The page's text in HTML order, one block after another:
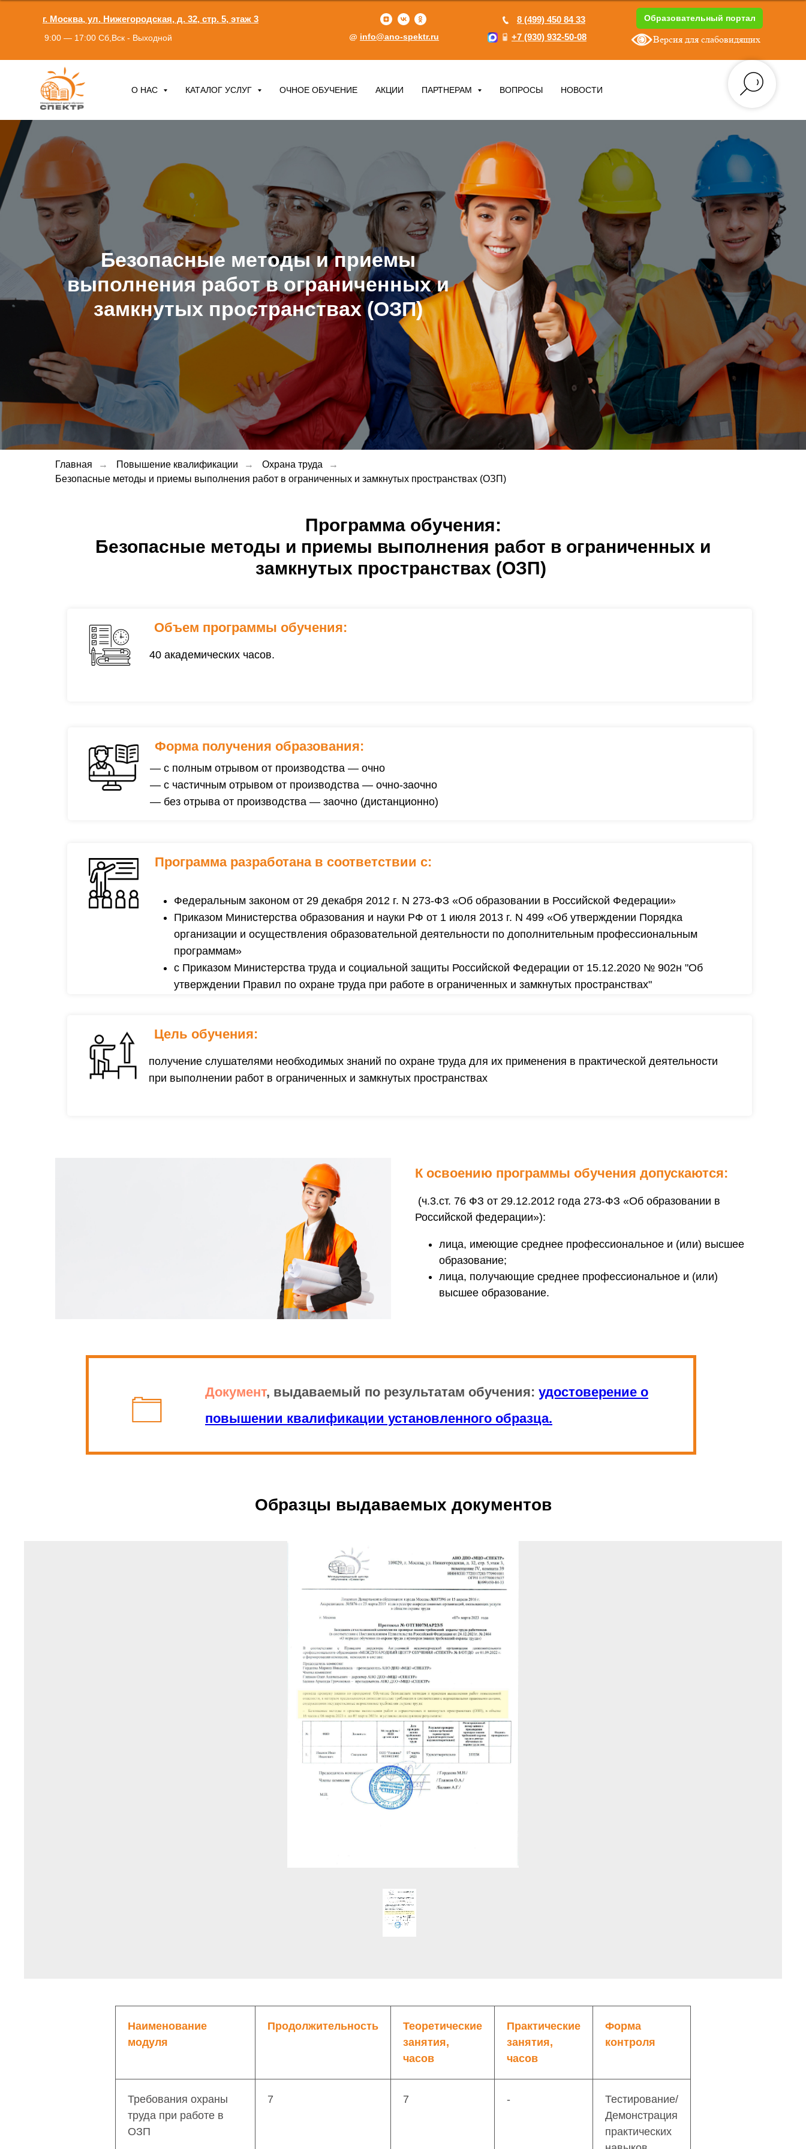
Образовательный портал
г. Москва, ул. Нижегородская, д. 32, стр. 5, этаж 3
+7 (930) 932-50-08
8 (499) 450 84 33
info@ano-spektr.ru
9:00 — 17:00 Сб,Вск - Выходной Версия для слабовидящих
О НАС КАТАЛОГ УСЛУГ ОЧНОЕ ОБУЧЕНИЕ АКЦИИ ПАРТНЕРАМ ВОПРОСЫ НОВОСТИ
Безопасные методы и приемы
выполнения работ в ограниченных и
замкнутых пространствах (ОЗП)
Главная → Повышение квалификации → Охрана труда
→
Безопасные методы и приемы выполнения работ в ограниченных и замкнутых пространствах (ОЗП)
Программа обучения:
Безопасные методы и приемы выполнения работ в ограниченных и
замкнутых пространствах (ОЗП)
Федеральным законом от 29 декабря 2012 г. N 273-ФЗ «Об образовании в Российской Федерации»
Приказом Министерства образования и науки РФ от 1 июля 2013 г. N 499 «Об утверждении Порядка
организации и осуществления образовательной деятельности по дополнительным профессиональным
программам»
с Приказом Министерства труда и социальной защиты Российской Федерации от 15.12.2020 № 902н "Об
утверждении Правил по охране труда при работе в ограниченных и замкнутых пространствах"
Программа разработана в соответствии с:
40 академических часов.
Объем программы обучения:
— с полным отрывом от производства — очно
— с частичным отрывом от производства — очно-заочно
— без отрыва от производства — заочно (дистанционно)
Форма получения образования:
получение слушателями необходимых знаний по охране труда для их применения в практической деятельности
при выполнении работ в ограниченных и замкнутых пространствах
Цель обучения:
К освоению программы обучения допускаются:
(ч.3.ст. 76 ФЗ от 29.12.2012 года 273-ФЗ «Об образовании в
Российской федерации»):
лица, имеющие среднее профессиональное и (или) высшее
образование;
лица, получающие среднее профессиональное и (или)
высшее образование.
Документ, выдаваемый по результатам обучения: удостоверение о
повышении квалификации установленного образца.
Образцы выдаваемых документов
Наименование
модуля
Продолжительность
Теоретические
занятия,
часов
Практические
занятия,
часов
Форма
контроля
Требования охраны
труда при работе в
ОЗП
7 7 -
Тестирование/
Демонстрация
практических